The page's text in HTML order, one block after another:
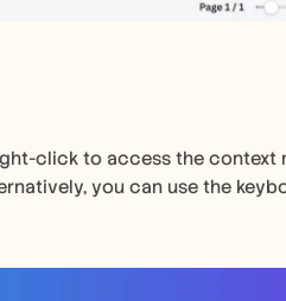
click to access the context
you can use the